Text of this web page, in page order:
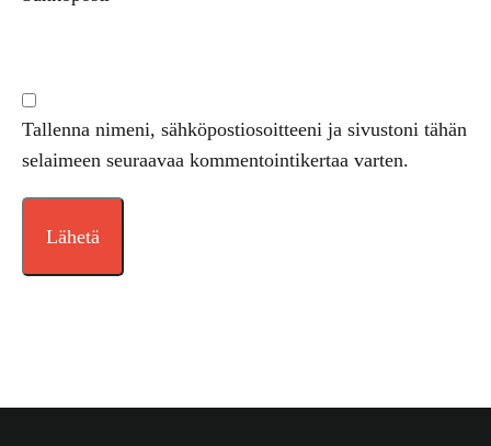
Tallenna nimeni, sähköpostiosoitteeni ja sivustoni tähän
selaimeen seuraavaa kommentointikertaa varten.